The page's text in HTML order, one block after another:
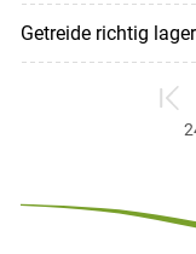
Getreide richtig
zum